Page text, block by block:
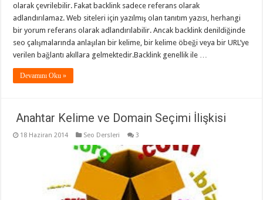
olarak çevrilebilir. Fakat backlink sadece referans olarak
adlandırılamaz. Web siteleri için yazılmış olan tanıtım yazısı, herhangi
bir yorum referans olarak adlandırılabilir. Ancak backlink denildiğinde
seo çalışmalarında anlaşılan bir kelime, bir kelime öbeği veya bir URL’ye
verilen bağlantı akıllara gelmektedir.Backlink genellik ile …
Devamını Oku »
Anahtar Kelime ve Domain Seçimi İlişkisi
18 Haziran 2014 Seo Dersleri 3